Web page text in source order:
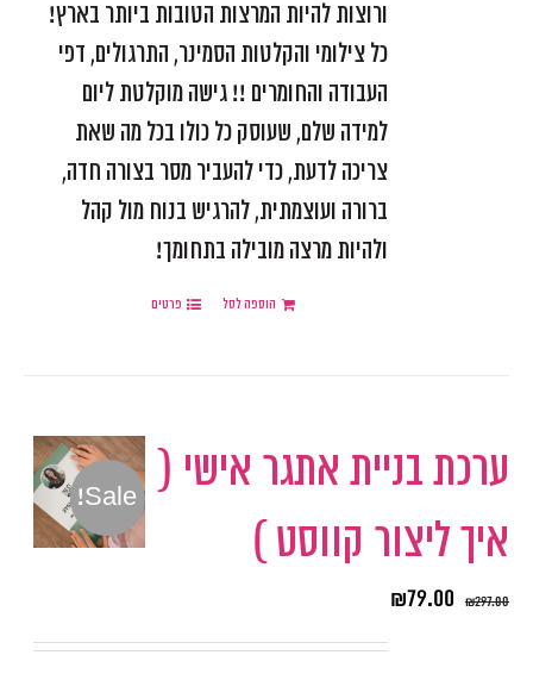
ורוצות להיות המרצות הטובות ביותר בארץ!
כל צילומי והקלטות הסמינר, התרגולים, דפי
העבודה והחומרים !! גישה מוקלטת ליום
למידה שלם, שעוסק כל כולו בכל מה שאת
צריכה לדעת,כדי להעביר מסר בצורה חדה,
ברורה ועוצמתית,להרגיש בנוח מול קהל
ולהיות מרצה מובילה בתחומך!
הוספה לסל פרטים
Sale!
ערכת בניית אתגר אישי (
איך ליצור קווסט )
₪297.00
₪79.00